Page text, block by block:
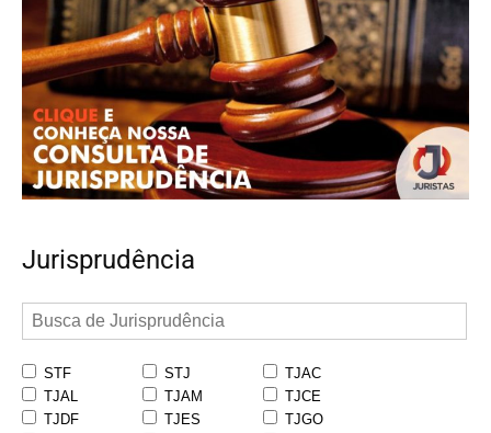
Jurisprudência
STF STJ
TJAC
TJAL
TJAM
TJCE
TJDF
TJES
TJGO